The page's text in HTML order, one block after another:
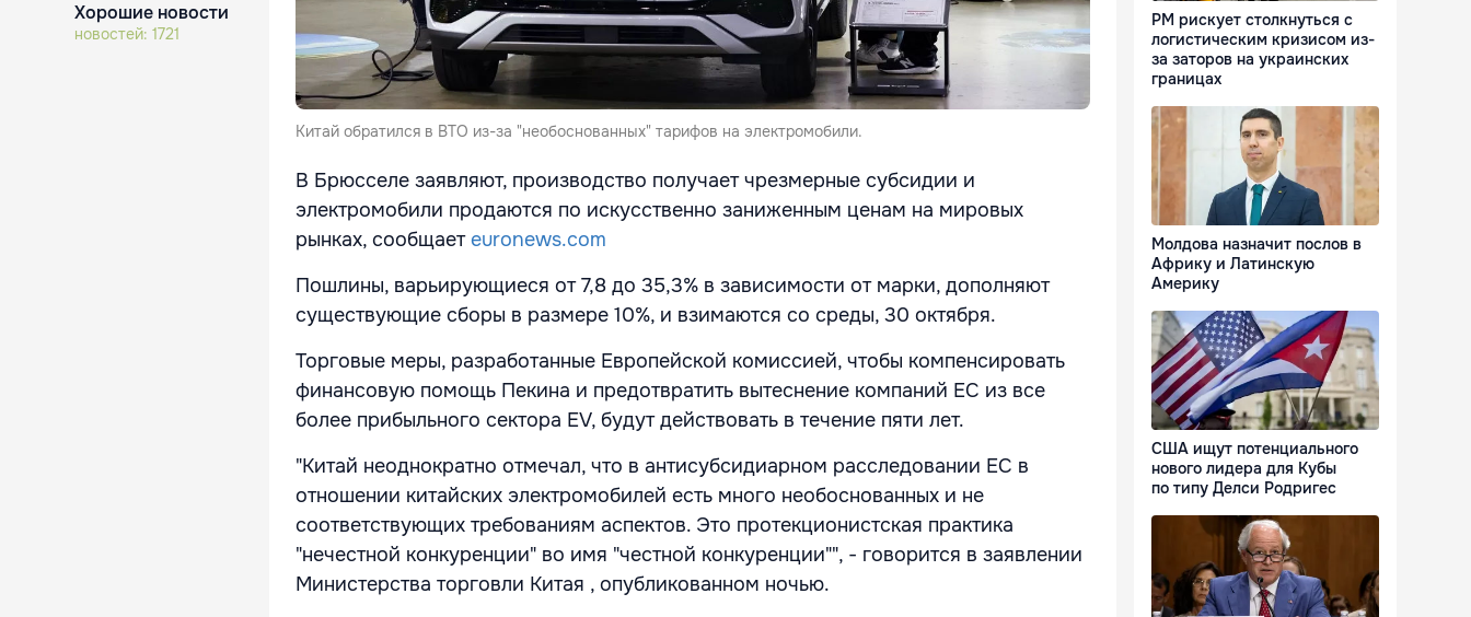
Хорошие новости
новостей: 1721
Китай обратился в ВТО из-за "необоснованных" тарифов на электромобили.
В Брюсселе заявляют, производство получает чрезмерные субсидии и
электромобили продаются по искусственно заниженным ценам на мировых
рынках, сообщаетeuronews.com
Пошлины, варьирующиеся от 7,8 до 35,3% в зависимости от марки, дополняют
существующие сборы в размере 10%, и взимаются со среды, 30 октября.
Торговые меры, разработанные Европейской комиссией, чтобы компенсировать
финансовую помощь Пекина и предотвратить вытеснение компаний ЕС из все
более прибыльного сектора EV, будут действовать в течение пяти лет.
"Китай неоднократно отмечал, что в антисубсидиарном расследовании ЕС в
отношении китайских электромобилей есть много необоснованных и не
соответствующих требованиям аспектов. Это протекционистская практика
"нечестной конкуренции" во имя "честной конкуренции"", - говорится в заявлении
Министерства торговли Китая , опубликованном ночью.
РМ рискует столкнуться с
логистическим кризисом из-
за заторов на украинских
границах
Молдова назначит послов в
Африку и Латинскую
Америку
США ищут потенциального
нового лидера для Кубы
по типу Делси Родригес